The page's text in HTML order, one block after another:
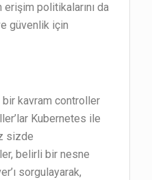
politikalarını da
güvenlik için
kavram controller
Kubernetes ile
sizde
belirli bir nesne
sorgulayarak,